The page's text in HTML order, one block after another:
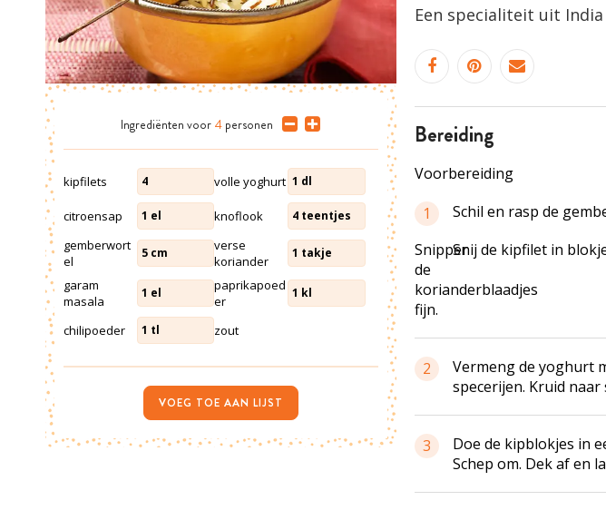
Een specialiteit uit
bereiding
Voorbereiding
1
Schil en rasp de
Snipper
de
korianderblaadjes
fijn.
Snij de kipfilet in
2
Vermeng de yoghurt
specerijen. Kruid naar
3
Doe de kipblokjes in
Schep om. Dek af en
Ingrediënten voor 4 personen
kipfilets 4 volle yoghurt 1 dl
citroensap 1 el knoflook 4 teentjes
gemberwort
el
5 cm
verse
koriander
1 takje
garam
masala
1 el
paprikapoed
er
1 kl
chilipoeder 1 tl zout
VOEG TOE AAN LIJST